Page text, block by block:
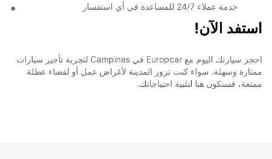
خدمة عملاء 24/7 للمساعدة في أي استفسار
استفد الآن!
احجز سيارتك اليوم مع Europcar في Campinas لتجربة تأجير سيارات
ممتازة وسهلة. سواء كنت تزور المدينة لأغراض عمل أو لقضاء عطلة
ممتعة، فسنكون هنا لتلبية احتياجاتك.